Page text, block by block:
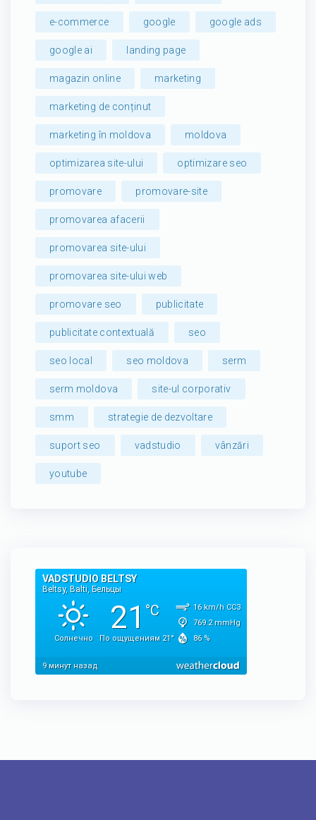
e-commerce google google ads
google ai landing page
magazin online marketing
marketing de conținut
marketing în moldova moldova
optimizarea site-ului optimizare seo
promovare promovare-site
promovarea afacerii
promovarea site-ului
promovarea site-ului web
promovare seo publicitate
publicitate contextuală seo
seo local seo moldova serm
serm moldova site-ul corporativ
smm strategie de dezvoltare
suport seo vadstudio vânzări
youtube